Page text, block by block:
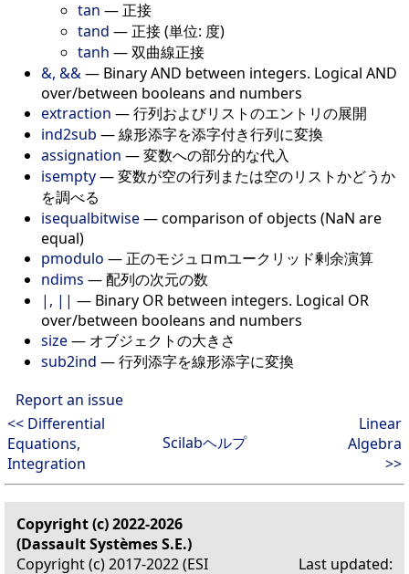
tan — 正接
tand — 正接 (単位: 度)
tanh —双曲線正接
&, &&— Binary AND between integers. Logical AND
over/between booleans and numbers
extraction —行列およびリストのエントリの展開
ind2sub —線形添字を添字付き行列に変換
assignation —変数への部分的な代入
isempty—変数が空の行列または空のリストかどうか
を調べる
isequalbitwise—comparison of objects (NaN are
equal)
pmodulo — 正のモジュロmユークリッド剰余演算
ndims —配列の次元の数
|, || — Binary OR between integers. Logical OR
over/between booleans and numbers
size— オブジェクトの大きさ
sub2ind —行列添字を線形添字に変換
Report an issue
<< Differential
Equations,
Integration
Scilabヘルプ
Linear
Algebra
>>
Copyright (c) 2022-2026
(Dassault Systèmes S.E.)
Copyright (c) 2017-2022 (ESI
Last updated: